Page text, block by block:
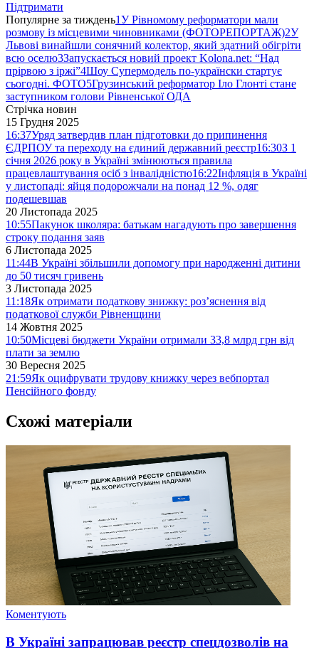
Підтримати
Популярне за тиждень1У Рівномому реформатори мали
розмову із місцевими чиновниками (ФОТОРЕПОРТАЖ)2У
Львові винайшли сонячний колектор, який здатний обігріти
всю оселю3Запускається новий проект Kolona.net: “Над
прірвою з іржі”4Шоу Супермодель по-українски стартує
сьогодні. ФОТО5Грузинський реформатор Іло Глонті стане
заступником голови Рівненської ОДА
Стрічка новин
15 Грудня 2025
16:37Уряд затвердив план підготовки до припинення
ЄДРПОУ та переходу на єдиний державний реєстр16:30З 1
січня 2026 року в Україні змінюються правила
працевлаштування осіб з інвалідністю16:22Інфляція в Україні
у листопаді: яйця подорожчали на понад 12 %, одяг
подешевшав
20 Листопада 2025
10:55Пакунок школяра: батькам нагадують про завершення
строку подання заяв
6 Листопада 2025
11:44В Україні збільшили допомогу при народженні дитини
до 50 тисяч гривень
3 Листопада 2025
11:18Як отримати податкову знижку: роз’яснення від
податкової служби Рівненщини
14 Жовтня 2025
10:50Місцеві бюджети України отримали 33,8 млрд грн від
плати за землю
30 Вересня 2025
21:59Як оцифрувати трудову книжку через вебпортал
Пенсійного фонду
Схожі матеріали
Коментують
В Україні запрацював реєстр спецдозволів на